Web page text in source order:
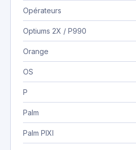
Opérateurs
Optiums 2X / P990
Orange
OS
P
Palm
Palm PIXI